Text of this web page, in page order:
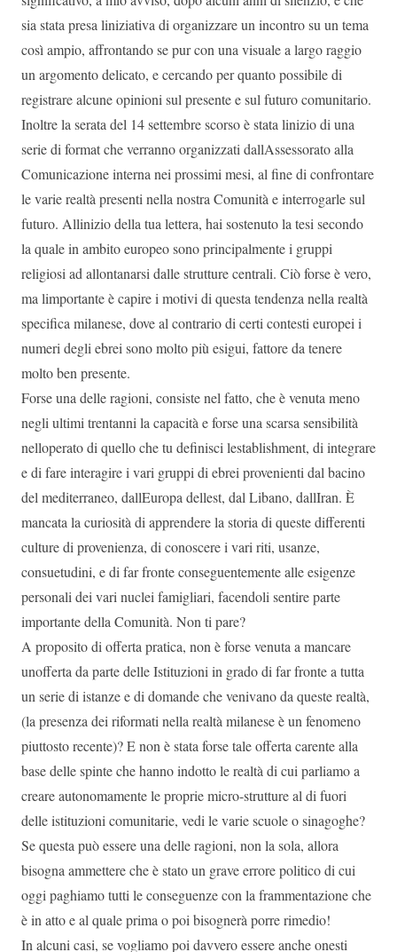
sia stata presa liniziativa di organizzare un incontro su un tema
così ampio, affrontando se pur con una visuale a largo raggio
un argomento delicato, e cercando per quanto possibile di
registrare alcune opinioni sul presente e sul futuro comunitario.
Inoltre la serata del 14 settembre scorso è stata linizio di una
serie di format che verranno organizzati dallAssessorato alla
Comunicazione interna nei prossimi mesi, al fine di confrontare
le varie realtà presenti nella nostra Comunità e interrogarle sul
futuro. Allinizio della tua lettera, hai sostenuto la tesi secondo
la quale in ambito europeo sono principalmente i gruppi
religiosi ad allontanarsi dalle strutture centrali. Ciò forse è vero,
ma limportante è capire i motivi di questa tendenza nella realtà
specifica milanese, dove al contrario di certi contesti europei i
numeri degli ebrei sono molto più esigui, fattore da tenere
molto ben presente.
Forse una delle ragioni, consiste nel fatto, che è venuta meno
negli ultimi trentanni la capacità e forse una scarsa sensibilità
nelloperato di quello che tu definisci lestablishment, di integrare
e di fare interagire i vari gruppi di ebrei provenienti dal bacino
del mediterraneo, dallEuropa dellest, dal Libano, dallIran. È
mancata la curiosità di apprendere la storia di queste differenti
culture di provenienza, di conoscere i vari riti, usanze,
consuetudini, e di far fronte conseguentemente alle esigenze
personali dei vari nuclei famigliari, facendoli sentire parte
importante della Comunità. Non ti pare?
A proposito di offerta pratica, non è forse venuta a mancare
unofferta da parte delle Istituzioni in grado di far fronte a tutta
un serie di istanze e di domande che venivano da queste realtà,
(la presenza dei riformati nella realtà milanese è un fenomeno
piuttosto recente)? E non è stata forse tale offerta carente alla
base delle spinte che hanno indotto le realtà di cui parliamo a
creare autonomamente le proprie micro-strutture al di fuori
delle istituzioni comunitarie, vedi le varie scuole o sinagoghe?
Se questa può essere una delle ragioni, non la sola, allora
bisogna ammettere che è stato un grave errore politico di cui
oggi paghiamo tutti le conseguenze con la frammentazione che
è in atto e al quale prima o poi bisognerà porre rimedio!
In alcuni casi, se vogliamo poi davvero essere anche onesti